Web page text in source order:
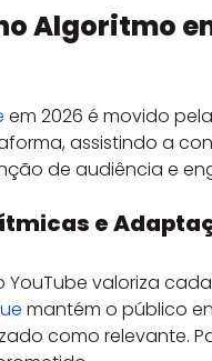
Algoritmo
em 2026 é movido
assistindo a
de audiência e
e
YouTube valoriza
mantém o público
como relevante.